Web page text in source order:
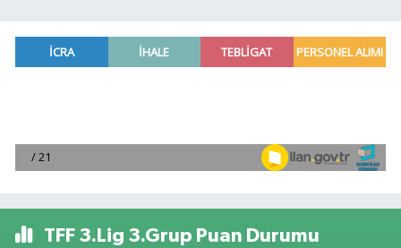
TFF 3.Lig 3.Grup Puan Durumu